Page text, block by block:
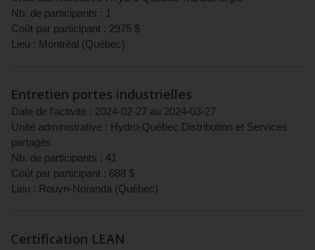
Nb. de participants : 1
Coût par participant : 2975 $
Lieu : Montréal (Québec)
Entretien portes industrielles
Date de l'activité : 2024-02-27 au 2024-03-27
Unité administrative : Hydro-Québec Distribution et Services
partagés
Nb. de participants : 41
Coût par participant : 688 $
Lieu : Rouyn-Noranda (Québec)
Certification LEAN